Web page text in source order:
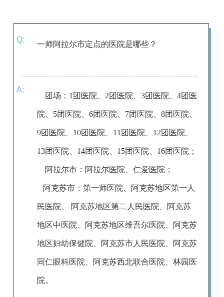
Q:
一师阿拉尔市定点的医院是哪些？
A:
团场：1团医院、2团医院、3团医院、4团医
院、5团医院、6团医院、7团医院、8团医院、
9团医院、10团医院、11团医院、12团医院、
13团医院、14团医院、15团医院、16团医院；
阿拉尔市 ： 阿拉尔医院、仁爱医院 ；
阿克苏市：第一师医院、阿克苏地区第一人
民医院、 阿克苏地区第二人民医院、阿克苏
地区中医院、阿克苏地区维吾尔医院、阿克苏
地区妇幼保健院、阿克苏市人民医院、阿克苏
同仁眼科医院、阿克苏西北联合医院、林园医
院。